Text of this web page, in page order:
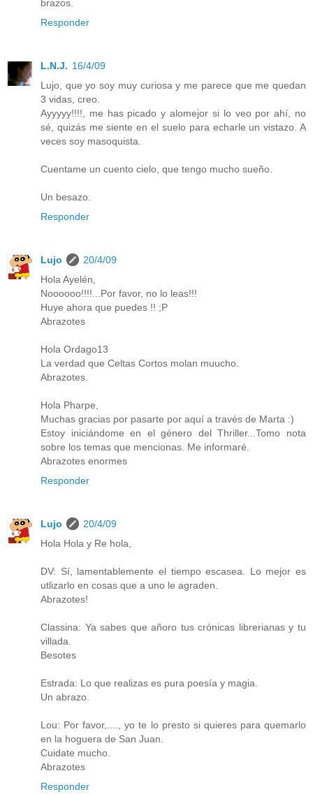
brazos.
Responder
L.N.J. 16/4/09
Lujo, que yo soy muy curiosa y me parece que me quedan
3 vidas, creo.
Ayyyyy!!!!, me has picado y alomejor si lo veo por ahí, no
sé, quizás me siente en el suelo para echarle un vistazo. A
veces soy masoquista.
Cuentame un cuento cielo, que tengo mucho sueño.
Un besazo.
Responder
Lujo
20/4/09
Hola Ayelén,
Noooooo!!!!...Por favor, no lo leas!!!
Huye ahora que puedes !! ;P
Abrazotes
Hola Ordago13
La verdad que Celtas Cortos molan muucho.
Abrazotes.
Hola Pharpe,
Muchas gracias por pasarte por aquí a través de Marta :)
Estoy iniciándome en el género del Thriller...Tomo nota
sobre los temas que mencionas. Me informaré.
Abrazotes enormes
Responder
Lujo
20/4/09
Hola Hola y Re hola,
DV: Sí, lamentablemente el tiempo escasea. Lo mejor es
utlizarlo en cosas que a uno le agraden.
Abrazotes!
Classina: Ya sabes que añoro tus crónicas librerianas y tu
villada.
Besotes
Estrada: Lo que realizas es pura poesía y magia.
Un abrazo.
Lou: Por favor,...., yo te lo presto si quieres para quemarlo
en la hoguera de San Juan.
Cuidate mucho.
Abrazotes
Responder